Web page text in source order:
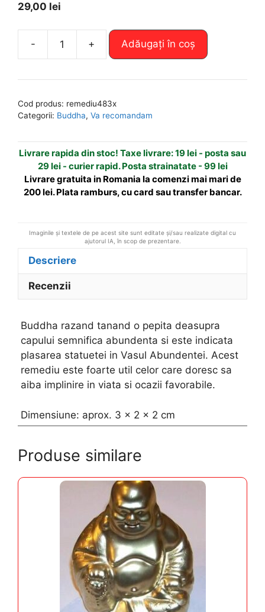
29,00 lei
-
Cantitate
-
razand
o
pepita
deasupra
capului
+ Adăugați în coș
e
n
t
i
Cod produs: remediu483x
Categorii: Buddha, Va recomandam
Livrare rapida din stoc! Taxe livrare: 19 lei - posta sau
29 lei - curier rapid. Posta strainatate - 99 lei
Livrare gratuita in Romania la comenzi mai mari de
200 lei. Plata ramburs, cu card sau transfer bancar.
Imaginile și textele de pe acest site sunt editate și/sau realizate digital cu
ajutorul IA, în scop de prezentare.
Descriere
Recenzii
Buddha razand tanand o pepita deasupra
capului semnifica abundenta si este indicata
plasarea statuetei in Vasul Abundentei. Acest
remediu este foarte util celor care doresc sa
aiba implinire in viata si ocazii favorabile.
Dimensiune: aprox. 3 x 2 x 2 cm
Produse similare